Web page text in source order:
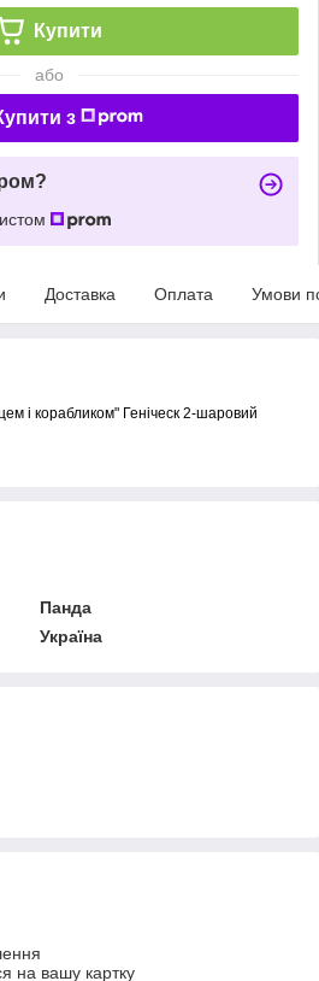
Купити
або
з
Доставка Оплата Умови
і корабликом" Геніческ 2-шаровий
Панда
Україна
на вашу картку